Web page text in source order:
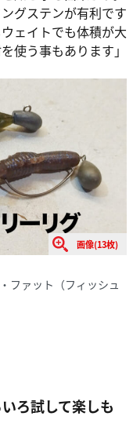
グステンが有利です
ェイトでも体積が大
使う事もあります」
画像(13枚)
ファット（フィッシュ
ろ試して楽しも